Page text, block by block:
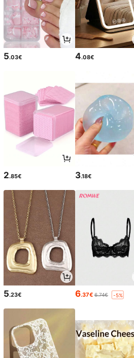
5.03€ 4.08€
2.85€ 3.18€
5.23€ 6.37€ 6.74€ -5%